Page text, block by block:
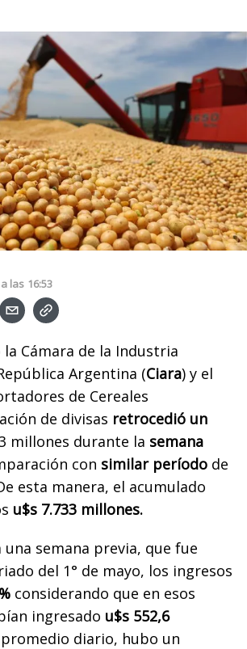
a las 16:53
Cámara de la Industria
Argentina (Ciara) y el
de Cereales
de divisas retrocedió un
millones durante la semana
con similar período de
esta manera, el acumulado
u$s 7.733 millones.
una semana previa, que fue
del 1° de mayo, los ingresos
considerando que en esos
ingresado u$s 552,6
promedio diario, hubo un